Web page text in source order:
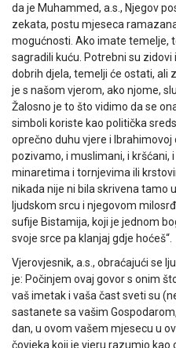
da je Muhammed, a.s., Njegov
zekata, postu mjeseca
mogućnosti. Ako imate temelje,
sagradili kuću. Potrebni su zidovi
dobrih djela, temelji će ostati, ali
je s našom vjerom, ako njome,
Žalosno je to što vidimo da se
simboli koriste kao politička
oprečno duhu vjere i
pozivamo, i muslimani, i kršćani,
minaretima i tornjevima ili
nikada nije ni bila skrivena tamo
ljudskom srcu i njegovom
sufije Bistamija, koji je jednom
svoje srce pa klanjaj gdje hoćeš“.
Vjerovjesnik, a.s., obraćajući se
je: Počinjem ovaj govor s onim
vaš imetak i vaša čast sveti su
sastanete sa vašim
dan, u ovom vašem mjesecu u
čovjeka koji je vjeru razumio